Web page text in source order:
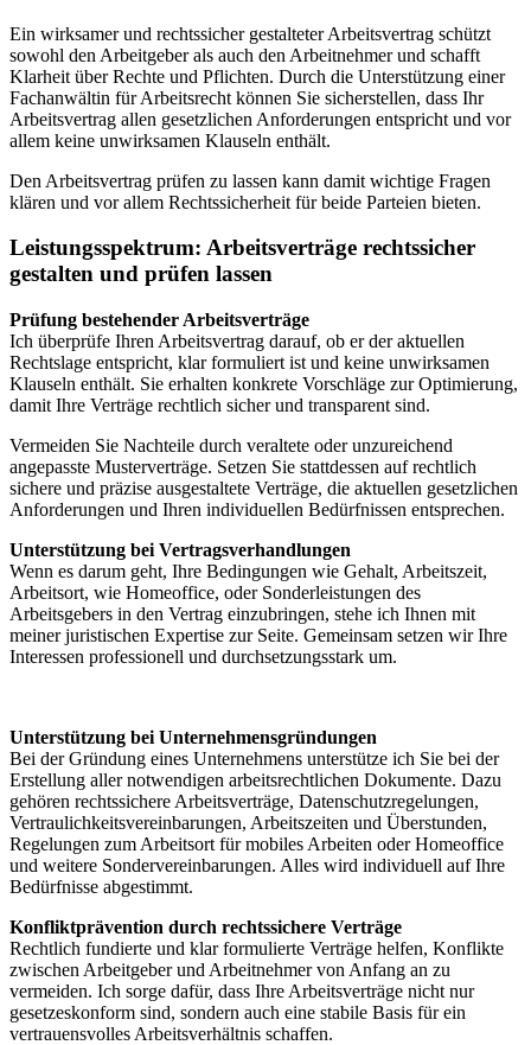
Ein wirksamer und rechtssicher gestalteter Arbeitsvertrag schützt
sowohl den Arbeitgeber als auch den Arbeitnehmer und schafft
Klarheit über Rechte und Pflichten. Durch die Unterstützung einer
Fachanwältin für Arbeitsrecht können Sie sicherstellen, dass Ihr
Arbeitsvertrag allen gesetzlichen Anforderungen entspricht und vor
allem keine unwirksamen Klauseln enthält.
Den Arbeitsvertrag prüfen zu lassen kann damit wichtige Fragen
klären und vor allem Rechtssicherheit für beide Parteien bieten.
Leistungsspektrum: Arbeitsverträge rechtssicher
gestalten und prüfen lassen
Prüfung bestehender Arbeitsverträge
Ich überprüfe Ihren Arbeitsvertrag darauf, ob er der aktuellen
Rechtslage entspricht, klar formuliert ist und keine unwirksamen
Klauseln enthält. Sie erhalten konkrete Vorschläge zur Optimierung,
damit Ihre Verträge rechtlich sicher und transparent sind.
Vermeiden Sie Nachteile durch veraltete oder unzureichend
angepasste Musterverträge. Setzen Sie stattdessen auf rechtlich
sichere und präzise ausgestaltete Verträge, die aktuellen gesetzlichen
Anforderungen und Ihren individuellen Bedürfnissen entsprechen.
Unterstützung bei Vertragsverhandlungen
Wenn es darum geht, Ihre Bedingungen wie Gehalt, Arbeitszeit,
Arbeitsort, wie Homeoffice, oder Sonderleistungen des
Arbeitsgebers in den Vertrag einzubringen, stehe ich Ihnen mit
meiner juristischen Expertise zur Seite. Gemeinsam setzen wir Ihre
Interessen professionell und durchsetzungsstark um.
Unterstützung bei Unternehmensgründungen
Bei der Gründung eines Unternehmens unterstütze ich Sie bei der
Erstellung aller notwendigen arbeitsrechtlichen Dokumente. Dazu
gehören rechtssichere Arbeitsverträge, Datenschutzregelungen,
Vertraulichkeitsvereinbarungen, Arbeitszeiten und Überstunden,
Regelungen zum Arbeitsort für mobiles Arbeiten oder Homeoffice
und weitere Sondervereinbarungen. Alles wird individuell auf Ihre
Bedürfnisse abgestimmt.
Konfliktprävention durch rechtssichere Verträge
Rechtlich fundierte und klar formulierte Verträge helfen, Konflikte
zwischen Arbeitgeber und Arbeitnehmer von Anfang an zu
vermeiden. Ich sorge dafür, dass Ihre Arbeitsverträge nicht nur
gesetzeskonform sind, sondern auch eine stabile Basis für ein
vertrauensvolles Arbeitsverhältnis schaffen.